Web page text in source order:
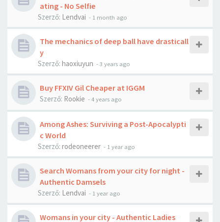
ating - No Selfie
Szerző: Lendvai - 1 month ago
The mechanics of deep ball have drasticall
y
Szerző: haoxiuyun -3 years ago
Buy FFXIV Gil Cheaper at IGGM
Szerző: Rookie -4 years ago
Among Ashes: Surviving a Post-Apocalypti
c World
Szerző: rodeoneerer - 1 year ago
Search Womans from your city for night -
Authentic Damsels
Szerző: Lendvai - 1 year ago
Womans in your city - Authentic Ladies